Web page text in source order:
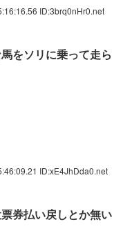
ID:3brq0nHr0.net
をソリに乗って走ら
ID:xE4JhDda0.net
券払い戻しとか無い